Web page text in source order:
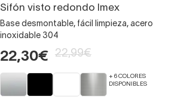
Sifón visto redondo Imex
Base desmontable, fácil limpieza, acero
inoxidable 304
22,30€ 22,99€
+ 6 COLORES
DISPONIBLES